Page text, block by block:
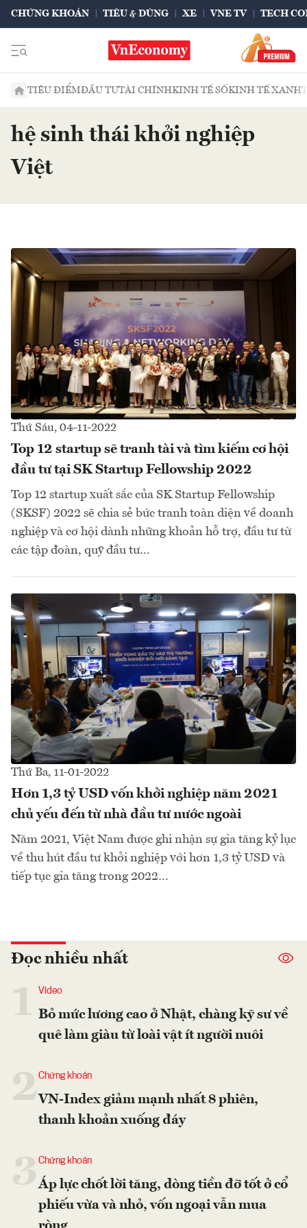
CHỨNG KHOÁN TIÊU & DÙNG XE VNE TV TECH
TIÊU ĐIỂMĐẦU TƯTÀI CHÍNHKINH TẾ SỐKINH TẾ XANH
hệ sinh thái khởi nghiệp
Việt
Thứ Sáu, 04-11-2022
Top 12 startup sẽ tranh tài và tìm kiếm cơ hội
đầu tư tại SK Startup Fellowship 2022
Top 12 startup xuất sắc của SK Startup Fellowship
(SKSF) 2022 sẽ chia sẻ bức tranh toàn diện về doanh
nghiệp và cơ hội dành những khoản hỗ trợ, đầu tư từ
các tập đoàn, quỹ đầu tư...
Thứ Ba, 11-01-2022
Hơn 1,3 tỷ USD vốn khởi nghiệp năm 2021
chủ yếu đến từ nhà đầu tư nước ngoài
Năm 2021, Việt Nam được ghi nhận sự gia tăng kỷ lục
về thu hút đầu tư khởi nghiệp với hơn 1,3 tỷ USD và
tiếp tục gia tăng trong 2022…
Đọc nhiều nhất
Video
Bỏ mức lương cao ở Nhật, chàng kỹ sư về
quê làm giàu từ loài vật ít người nuôi
2Chứng khoán
VN-Index giảm mạnh nhất 8 phiên,
thanh khoản xuống đáy
Chứng khoán
Áp lực chốt lời tăng, dòng tiền đỡ tốt ở cổ
phiếu vừa và nhỏ, vốn ngoại vẫn mua